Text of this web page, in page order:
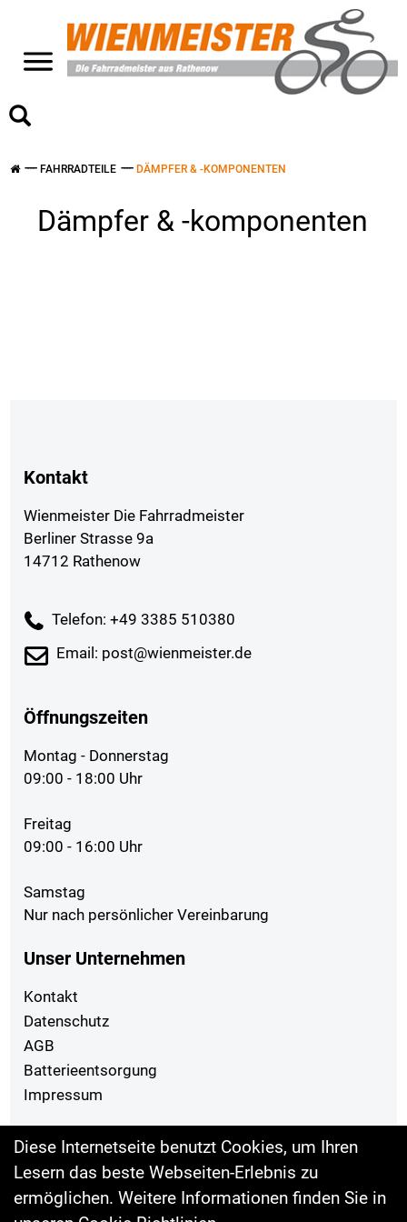
FAHRRADTEILE DÄMPFER & -KOMPONENTEN
Dämpfer & -komponenten
Kontakt
Wienmeister Die Fahrradmeister
Berliner Strasse 9a
14712 Rathenow
Telefon: +49 3385 510380
Email: post@wienmeister.de
Öffnungszeiten
Montag - Donnerstag
09:00 - 18:00 Uhr
Freitag
09:00 - 16:00 Uhr
Samstag
Nur nach persönlicher Vereinbarung
Unser Unternehmen
Kontakt
Datenschutz
AGB
Batterieentsorgung
Impressum
Ihr Einkauf
Sonderangebote
Diese Internetseite benutzt Cookies, um Ihren
Lesern das beste Webseiten-Erlebnis zu
ermöglichen. Weitere Informationen finden Sie in